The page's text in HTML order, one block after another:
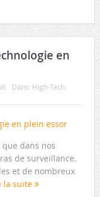
en
Dans: High-Tech
dans nos
de surveillance.
et de nombreux
la suite